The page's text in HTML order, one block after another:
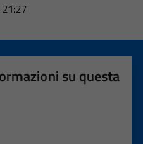
su questa